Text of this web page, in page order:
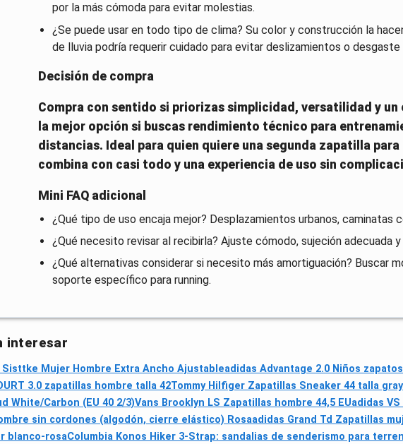
por la más cómoda para evitar molestias.
¿Se puede usar en todo tipo de clima? Su color y construcción la
de lluvia podría requerir cuidado para evitar deslizamientos o desgaste
Decisión de compra
Compra con sentido si priorizas simplicidad, versatilidad y
la mejor opción si buscas rendimiento técnico para
distancias. Ideal para quien quiere una segunda zapatilla
combina con casi todo y una experiencia de uso sin
Mini FAQ adicional
¿Qué tipo de uso encaja mejor? Desplazamientos urbanos, caminatas
¿Qué necesito revisar al recibirla? Ajuste cómodo, sujeción adecuada
¿Qué alternativas considerar si necesito más amortiguación? Buscar
soporte específico para running.
interesar
Mujer Hombre Extra Ancho Ajustableadidas Advantage 2.0 Niños
3.0 zapatillas hombre talla 42Tommy Hilfiger Zapatillas Sneaker 44 talla gray
White/Carbon (EU 40 2/3)Vans Brooklyn LS Zapatillas hombre 44,5 EUadidas
sin cordones (algodón, cierre elástico) Rosaadidas Grand Td Zapatillas
blanco-rosaColumbia Konos Hiker 3-Strap: sandalias de senderismo para